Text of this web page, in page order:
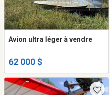
Avion ultra léger à vendre
62 000 $